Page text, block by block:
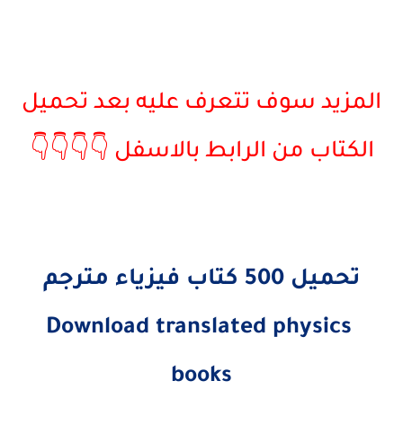
المزيد سوف تتعرف عليه بعد تحميل
الكتاب من الرابط بالاسفل 👇👇👇👇
تحميل 500 كتاب فيزياء مترجم
Download translated physics
books